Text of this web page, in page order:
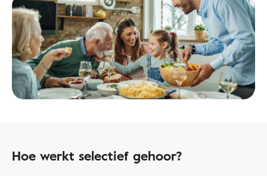
Hoe werkt selectief gehoor?